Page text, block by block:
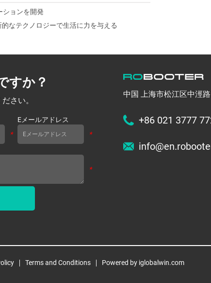
ションを開発
なテクノロジーで生活に力を与える
すか？
さい。
*
Eメールアドレス
*
*
中国 上海市松江区中涇
+86 021 3777
Terms and Conditions Powered by iglobalwin.com